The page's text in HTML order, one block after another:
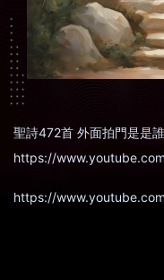
聖詩472首 外面拍門是是誰
https://
https://